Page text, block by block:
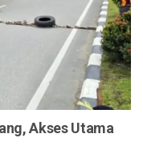
Akses Utama